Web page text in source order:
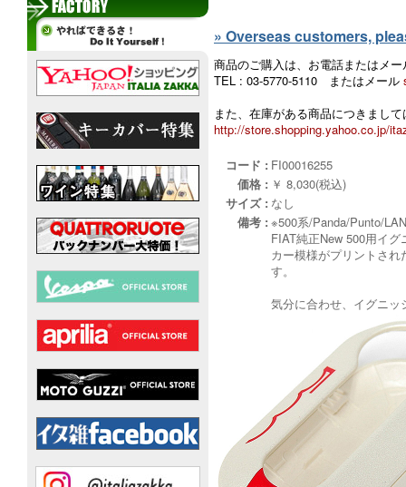
» Overseas customers,
商品のご購入は、お電話またはメ
TEL : 03-5770-5110 またはメール
また、在庫がある商品につきまし
http://store.shopping.yahoo.co.jp/
コード : FI00016255
価格 : ￥ 8,030(税込)
サイズ : なし
備考 : ※500系/Panda/Punto/
FIAT純正New 500用イ
カー模様がプリントさ
す。
気分に合わせ、イグニ